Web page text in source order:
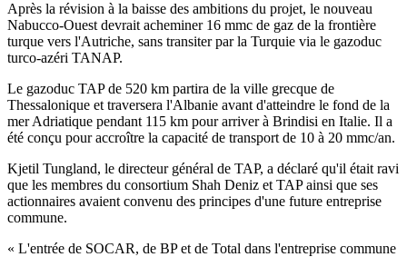
Après la révision à la baisse des ambitions du projet, le nouveau
Nabucco-Ouest devrait acheminer 16 mmc de gaz de la frontière
turque vers l'Autriche, sans transiter par la Turquie via le gazoduc
turco-azéri TANAP.
Le gazoduc TAP de 520 km partira de la ville grecque de
Thessalonique et traversera l'Albanie avant d'atteindre le fond de la
mer Adriatique pendant 115 km pour arriver à Brindisi en Italie. Il a
été conçu pour accroître la capacité de transport de 10 à 20 mmc/an.
Kjetil Tungland, le directeur général de TAP, a déclaré qu'il était ravi
que les membres du consortium Shah Deniz et TAP ainsi que ses
actionnaires avaient convenu des principes d'une future entreprise
commune.
« L'entrée de SOCAR, de BP et de Total dans l'entreprise commune